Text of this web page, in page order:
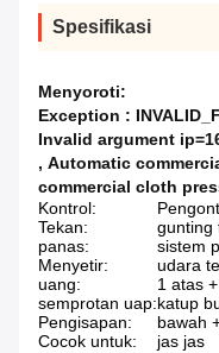
Spesifikasi
Menyoroti:
Exception :
Invalid argument
, Automatic
commercial cloth
Kontrol:
Tekan:
gunting
panas:
sistem
Menyetir:
udara
uang:
1 atas
semprotan uap:katup
Pengisapan:
bawah
Cocok untuk:
jas jas